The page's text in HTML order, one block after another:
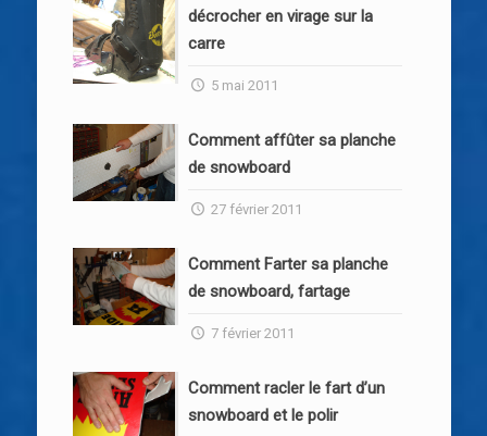
décrocher en virage sur la
carre
5 mai 2011
Comment affûter sa planche
de snowboard
27 février 2011
Comment Farter sa planche
de snowboard, fartage
7 février 2011
Comment racler le fart d’un
snowboard et le polir